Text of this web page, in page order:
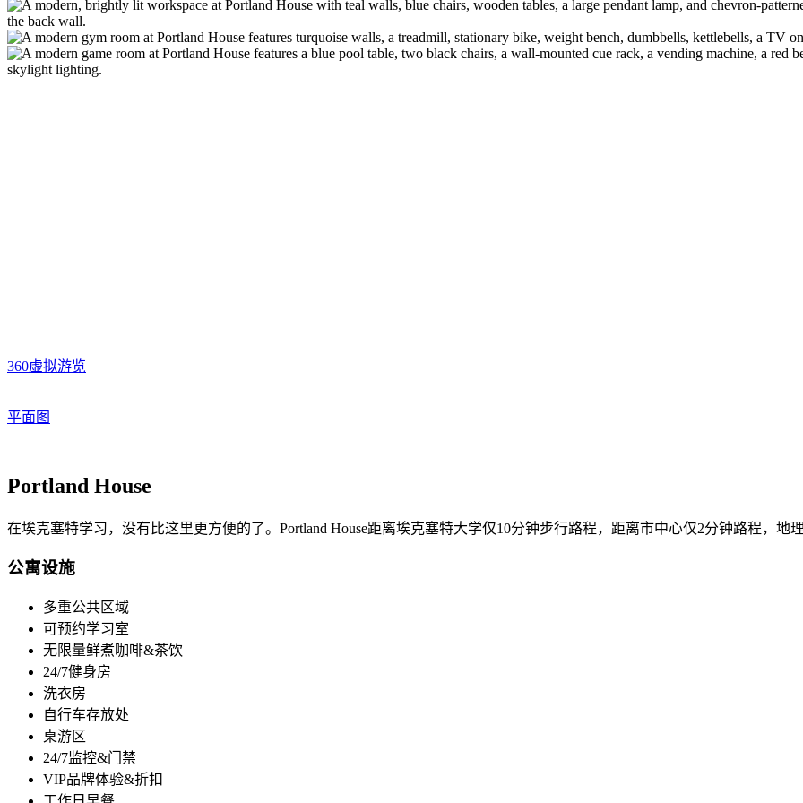
360虚拟游览
平面图
Portland House
在埃克塞特学习，没有比这里更方便的了。Portland House距离埃克塞特大学仅10分钟步行路程，距离市中心仅2分钟路程，地
公寓设施
多重公共区域
可预约学习室
无限量鲜煮咖啡&茶饮
24/7健身房
洗衣房
自行车存放处
桌游区
24/7监控&门禁
VIP品牌体验&折扣